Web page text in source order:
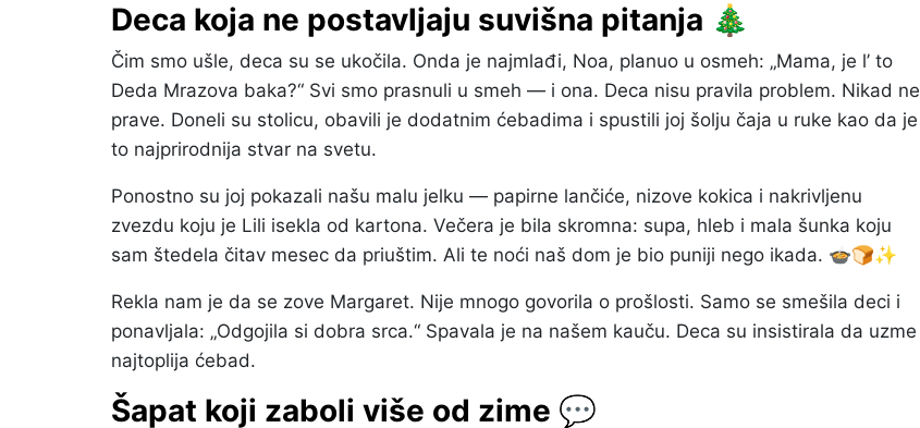
Deca koja ne postavljaju suvišna pitanja 🎄
Čim smo ušle, deca su se ukočila. Onda je najmlađi, Noa, planuo u osmeh: „Mama, je l’ to
Deda Mrazova baka?“ Svi smo prasnuli u smeh — i ona. Deca nisu pravila problem. Nikad ne
prave. Doneli su stolicu, obavili je dodatnim ćebadima i spustili joj šolju čaja u ruke kao da je
to najprirodnija stvar na svetu.
Ponostno su joj pokazali našu malu jelku — papirne lančiće, nizove kokica i nakrivljenu
zvezdu koju je Lili isekla od kartona. Večera je bila skromna: supa, hleb i mala šunka koju
sam štedela čitav mesec da priuštim. Ali te noći naš dom je bio puniji nego ikada. 🍲🍞✨
Rekla nam je da se zove Margaret. Nije mnogo govorila o prošlosti. Samo se smešila deci i
ponavljala: „Odgojila si dobra srca.“ Spavala je na našem kauču. Deca su insistirala da uzme
najtoplija ćebad.
Šapat koji zaboli više od zime 💬